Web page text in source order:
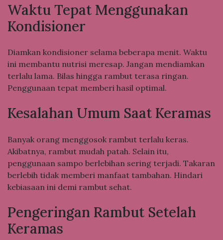
Waktu Tepat Menggunakan
Kondisioner
Diamkan kondisioner selama beberapa menit. Waktu
ini membantu nutrisi meresap. Jangan mendiamkan
terlalu lama. Bilas hingga rambut terasa ringan.
Penggunaan tepat memberi hasil optimal.
Kesalahan Umum Saat Keramas
Banyak orang menggosok rambut terlalu keras.
Akibatnya, rambut mudah patah. Selain itu,
penggunaan sampo berlebihan sering terjadi. Takaran
berlebih tidak memberi manfaat tambahan. Hindari
kebiasaan ini demi rambut sehat.
Pengeringan Rambut Setelah
Keramas